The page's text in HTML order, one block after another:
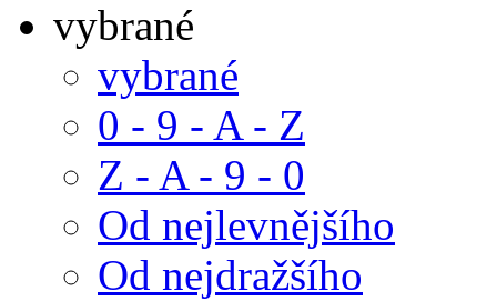
vybrané
vybrané
0 - 9 - A - Z
Z - A - 9 - 0
Od nejlevnějšího
Od nejdražšího